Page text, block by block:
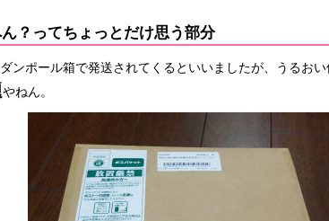
？ってちょっとだけ思う部分
ンポール箱で発送されてくるといいましたが、うるお
やねん。